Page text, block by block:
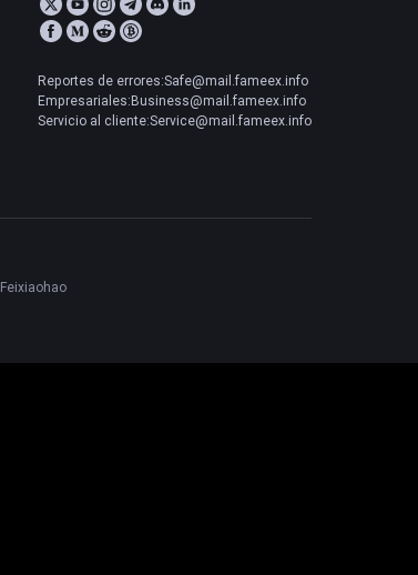
Reportes de errores:Safe@mail.fameex.info
Empresariales:Business@mail.fameex.info
Servicio al cliente:Service@mail.fameex.info
Feixiaohao